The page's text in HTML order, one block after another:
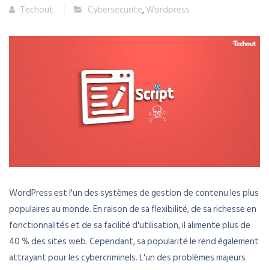
Techout Cybersecurite,Wordpress
WordPress est l'un des systèmes de gestion de contenu les plus
populaires au monde. En raison de sa flexibilité, de sa richesse en
fonctionnalités et de sa facilité d'utilisation, il alimente plus de
40 % des sites web. Cependant, sa popularité le rend également
attrayant pour les cybercriminels. L'un des problèmes majeurs